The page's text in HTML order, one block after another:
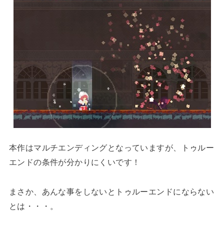
本作はマルチエンディングとなっていますが、トゥルー
エンドの条件が分かりにくいです！
まさか、あんな事をしないとトゥルーエンドにならない
とは・・・。